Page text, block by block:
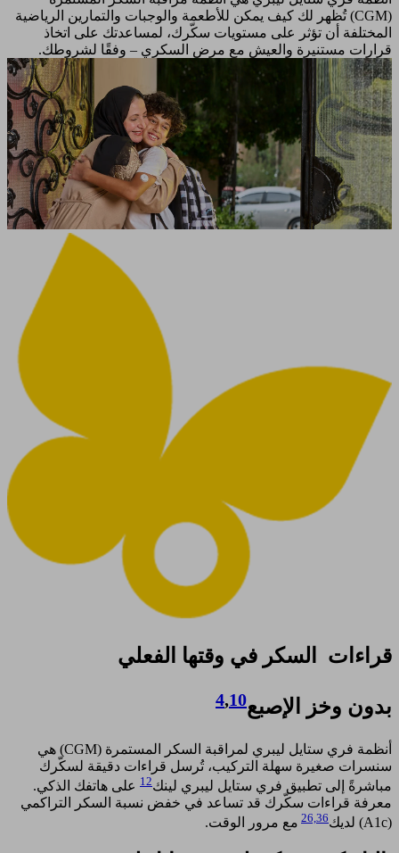
(CGM) تُظهر لك كيف يمكن للأطعمة والوجبات والتمارين الرياضية
المختلفة أن تؤثر على مستويات سكّرك، لمساعدتك على اتخاذ
قرارات مستنيرة والعيش مع مرض السكري – وفقًا لشروطك.​
قراءات السكر في وقتها الفعلي​
بدون وخز الإصبع 4,10
أنظمة فري ستايل ليبري لمراقبة السكر المستمرة (CGM) هي
سنسرات صغيرة سهلة التركيب، تُرسل قراءات دقيقة لسكّرك
مباشرةً إلى تطبيق فري ستايل ليبري لينك12 على هاتفك الذكي.
معرفة قراءات سكّرك قد تساعد في خفض نسبة السكر التراكمي
(A1c) لديك
26,36 مع مرور الوقت.​